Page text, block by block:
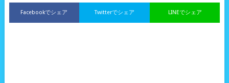
Facebookでシェア LINEでシェア
Twitterでシェア